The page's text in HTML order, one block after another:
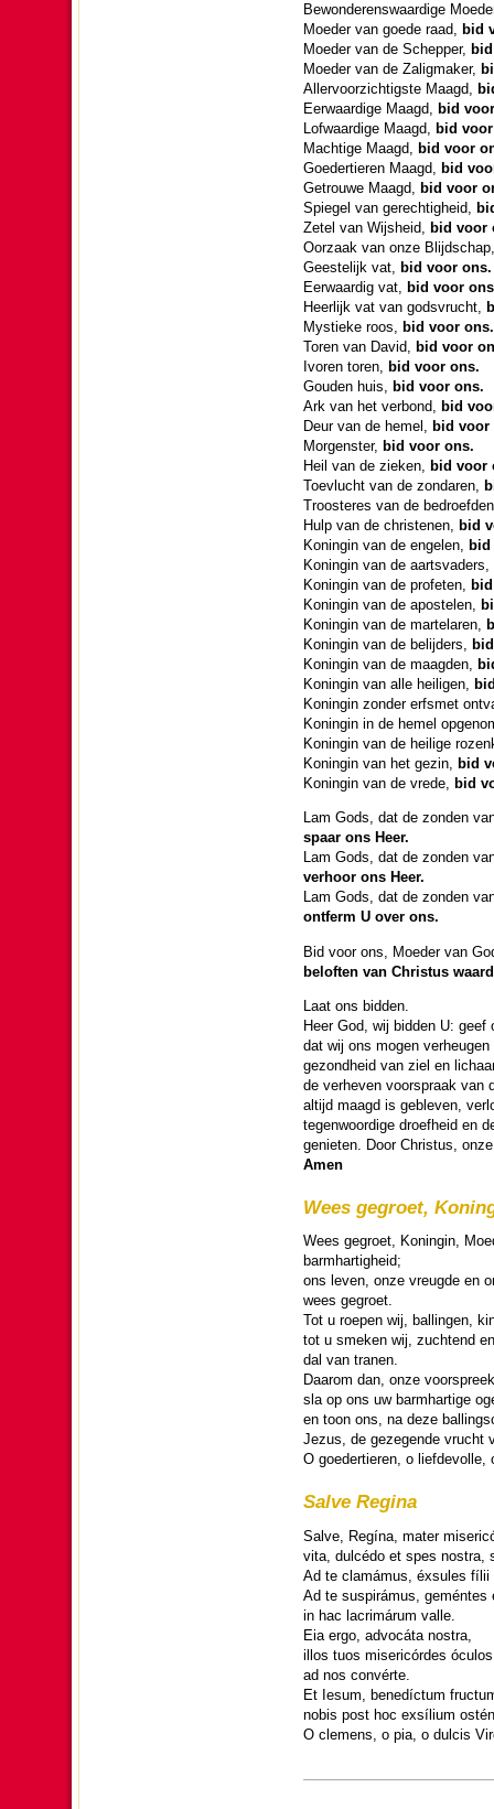
Bewon­de­rens­waar­dige
Moeder van goede raad, bid
Moeder van de Schepper,
Moeder van de Zaligmaker,
Allervoorzich­tigste Maagd,
Eerwaar­dige Maagd, bid
Lofwaar­dige Maagd, bid
Mach­tige Maagd, bid voor
Goeder­tieren Maagd, bid
Getrouwe Maagd, bid voor
Spiegel van ge­rech­tig­heid,
Zetel van Wijs­heid, bid voor
Oorzaak van onze
Gees­te­lijk vat, bid voor ons.
Eerwaar­dig vat, bid voor
Heer­lijk vat van gods­vrucht,
Mystieke roos, bid voor ons.
Toren van David, bid voor
Ivoren toren, bid voor ons.
Gouden huis, bid voor ons.
Ark van het verbond, bid
Deur van de hemel, bid voor
Mor­gen­ster, bid voor ons.
Heil van de zieken, bid voor
Toevlucht van de zondaren,
Troos­te­res van de
Hulp van de chris­te­nen, bid
Koningin van de engelen,
Koningin van de aarts­va­ders,
Koningin van de profeten,
Koningin van de apos­te­len,
Koningin van de mar­te­la­ren,
Koningin van de belij­ders,
Koningin van de maag­den,
Koningin van alle heiligen,
Koningin zon­der erfsmet
Koningin in de hemel
Koningin van de heilige
Koningin van het gezin, bid
Koningin van de vrede, bid
Lam Gods, dat de zon­den
spaar ons Heer.
Lam Gods, dat de zon­den
verhoor ons Heer.
Lam Gods, dat de zon­den
ontferm U over ons.
Bid voor ons, Moeder van
beloften van Christus
Laat ons bid­den.
Heer God, wij bid­den U: geef
dat wij ons mogen
ge­zond­heid van ziel en
de verheven voor­spraak van
altijd maagd is ge­ble­ven,
te­gen­woor­dige droef­heid en
genieten. Door Christus,
Amen
Wees gegroet,
Wees gegroet, Koningin,
barm­har­tig­heid;
ons leven, onze vreugde en
wees gegroet.
Tot u roepen wij, ballingen,
tot u smeken wij, zuchtend
dal van tranen.
Daarom dan, onze
sla op ons uw barm­har­tige
en toon ons, na deze
Jezus, de gezegende vrucht
O goe­der­tieren, o liefde­volle,
Salve Regina
Salve, Regína, mater
vita, dulcédo et spes nostra,
Ad te clamámus, éxsules fílii
Ad te suspirámus, geméntes
in hac lacrimárum valle.
Eia ergo, advocáta nostra,
illos tuos misericórdes óculos
ad nos convérte.
Et Iesum, benedíctum
nobis post hoc exsílium
O cle­mens, o pia, o dulcis